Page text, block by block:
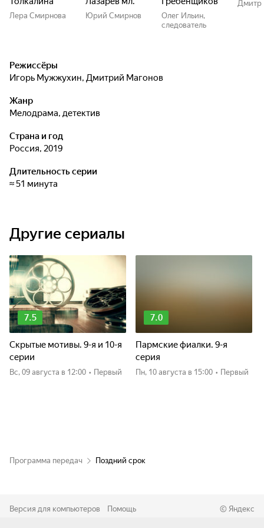
Лера Смирнова Юрий Смирнов
Олег Ильин,
следователь
Режиссёры
Игорь Мужжухин, Дмитрий Магонов
Жанр
мелодрама, детектив
Страна и год
Россия, 2019
Длительность серии
≈ 51 минута
Другие сериалы
7.5
Скрытые мотивы. 9-я и 10-я
серии
вс, 09 августа в 12:00 • Первый
7.0
Пармские фиалки. 9-я
серия
пн, 10 августа в 15:00 • Первый
Программа передач Поздний срок
Версия для компьютеров Помощь © Яндекс